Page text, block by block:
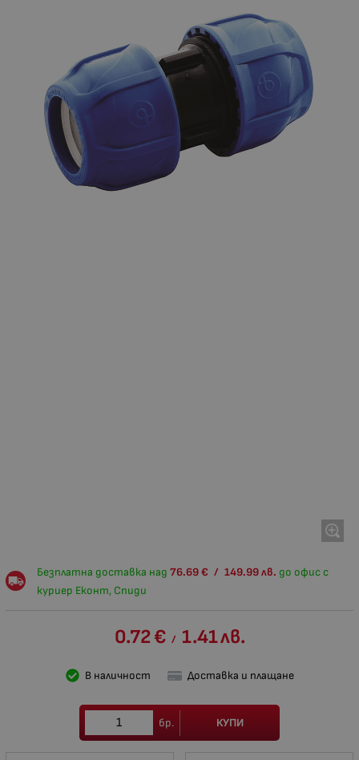
Безплатна доставка над 76.69 € / 149.99 лв. до офис с
куриер Еконт, Спиди
0.72€ / 1.41лв.
В наличност Доставка и плащане
бр. КУПИ